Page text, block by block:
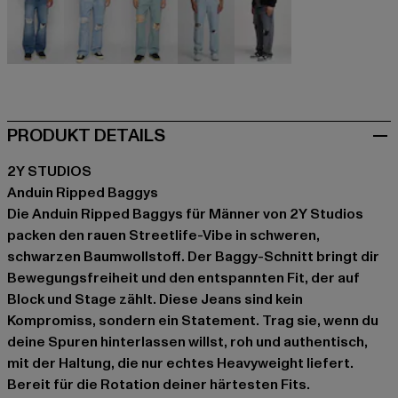
PRODUKT DETAILS
2Y STUDIOS
Anduin Ripped Baggys
Die Anduin Ripped Baggys für Männer von 2Y Studios
packen den rauen Streetlife-Vibe in schweren,
schwarzen Baumwollstoff. Der Baggy-Schnitt bringt dir
Bewegungsfreiheit und den entspannten Fit, der auf
Block und Stage zählt. Diese Jeans sind kein
Kompromiss, sondern ein Statement. Trag sie, wenn du
deine Spuren hinterlassen willst, roh und authentisch,
mit der Haltung, die nur echtes Heavyweight liefert.
Bereit für die Rotation deiner härtesten Fits.